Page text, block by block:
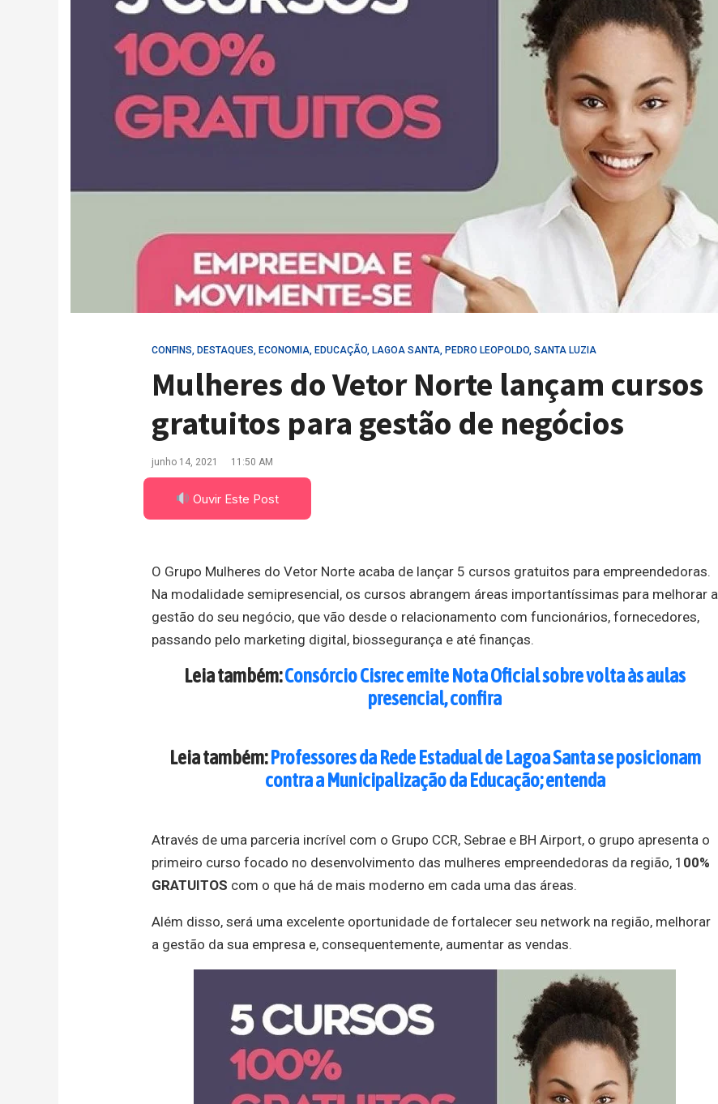
CONFINS, DESTAQUES, ECONOMIA, EDUCAÇÃO, LAGOA SANTA, PEDRO LEOPOLDO, SANTA LUZIA
Mulheres do Vetor Norte lançam cursos
gratuitos para gestão de negócios
junho 14, 2021 11:50 AM
Ouvir Este Post
O Grupo Mulheres do Vetor Norte acaba de lançar 5 cursos gratuitos para empreendedoras.
Na modalidade semipresencial, os cursos abrangem áreas importantíssimas para melhorar a
gestão do seu negócio, que vão desde o relacionamento com funcionários, fornecedores,
passando pelo marketing digital, biossegurança e até finanças.
Leia também:Consórcio Cisrec emite Nota Oficial sobre volta às aulas
presencial, confira
Leia também:Professores da Rede Estadual de Lagoa Santa se posicionam
contra a Municipalização da Educação; entenda
Através de uma parceria incrível com o Grupo CCR, Sebrae e BH Airport, o grupo apresenta o
primeiro curso focado no desenvolvimento das mulheres empreendedoras da região, 1 00%
GRATUITOS com o que há de mais moderno em cada uma das áreas.
Além disso, será uma excelente oportunidade de fortalecer seu network na região, melhorar
a gestão da sua empresa e, consequentemente, aumentar as vendas.